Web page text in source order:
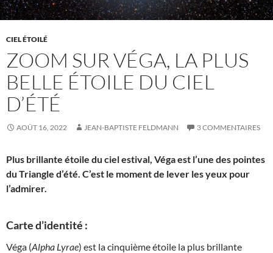
CIEL ÉTOILÉ
ZOOM SUR VÉGA, LA PLUS
BELLE ÉTOILE DU CIEL
D’ÉTÉ
AOÛT 16, 2022 JEAN-BAPTISTE FELDMANN 3 COMMENTAIRES
Plus brillante étoile du ciel estival, Véga est l’une des pointes
du Triangle d’été. C’est le moment de lever les yeux pour
l’admirer.
Carte d’identité :
Véga (Alpha Lyrae) est la cinquième étoile la plus brillante